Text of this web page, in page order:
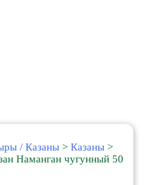
/ Казаны > Казаны >
Наманган чугунный 50